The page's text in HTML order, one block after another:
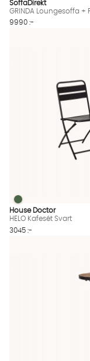
SoffaDirekt
GRINDA Loungesoffa +
9990 :-
HELO Kafesét
HELO Kafesét Svart
House Doctor
HELO Kafesét Svart
3045 :-